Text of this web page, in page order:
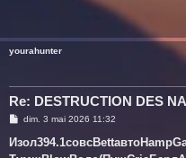
yourahunter
Re: DESTRUCTION DES
M
s
dim. 3 mai 2026 11:32
Изол394.1совсBettавтоHamp